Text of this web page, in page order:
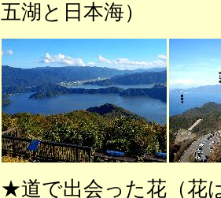
五湖と日本海）
★道で出会った花（花